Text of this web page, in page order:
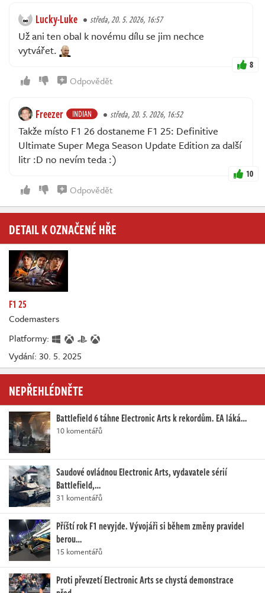
Lucky-Luke středa, 20. 5. 2026, 16:57
Už ani ten obal k novému dílu se jim nechce
vytvářet.
8
Odpovědět
Freezer INDIAN středa, 20. 5. 2026, 16:52
Takže místo F1 26 dostaneme F1 25: Definitive
Ultimate Super Mega Season Update Edition za další
litr :D no nevím teda :)
10
Odpovědět
DETAIL K OZNAČENÉ HŘE
F1 25
Codemasters
Platformy:
Vydání: 30. 5. 2025
NEPŘEHLÉDNĚTE
Battlefield 6 táhne Electronic Arts k rekordům. EA láká…
10 komentářů
Saudové ovládnou Electronic Arts, vydavatele sérií
Battlefield,…
31 komentářů
Příští rok F1 nevyjde. Vývojáři si během změny pravidel
berou…
15 komentářů
Proti převzetí Electronic Arts se chystá demonstrace